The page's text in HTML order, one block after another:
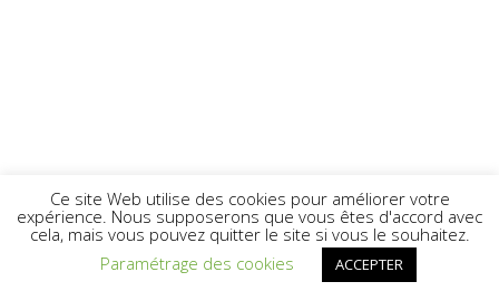
Ce site Web utilise des cookies pour améliorer votre
expérience. Nous supposerons que vous êtes d'accord avec
cela, mais vous pouvez quitter le site si vous le souhaitez.
Paramétrage des cookies
ACCEPTER